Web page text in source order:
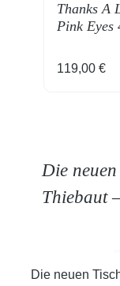
Thanks A
Pink Eyes
Regulärer
119,00 €
Die
Thiebaut
Die neuen